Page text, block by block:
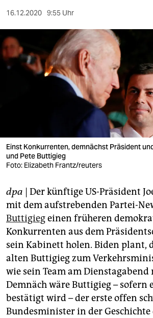
sport
berlin
nord
veranstaltungen
shop
fragen & hilfe
unterstützen
abo
genossenschaft
epaper login
16.12.2020 9:55 Uhr
Einst Konkurrenten, demnächst Präsident
und Pete Buttigieg
Foto: Elizabeth Frantz/reuters
dpa | Der künftige US-Präsident
mit dem aufstrebenden Partei-
Buttigiegeinen früheren
Konkurrenten aus dem
sein Kabinett holen. Biden plant,
alten Buttigieg zum
wie sein Team am
Demnäch wäre Buttigieg – sofern
bestätigt wird – der erste offen
Bundesminister in der Geschichte